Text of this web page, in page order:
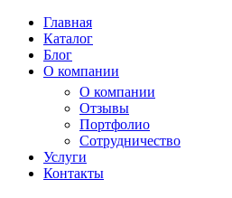
Главная
Каталог
Блог
О компании
О компании
Отзывы
Портфолио
Сотрудничество
Услуги
Контакты